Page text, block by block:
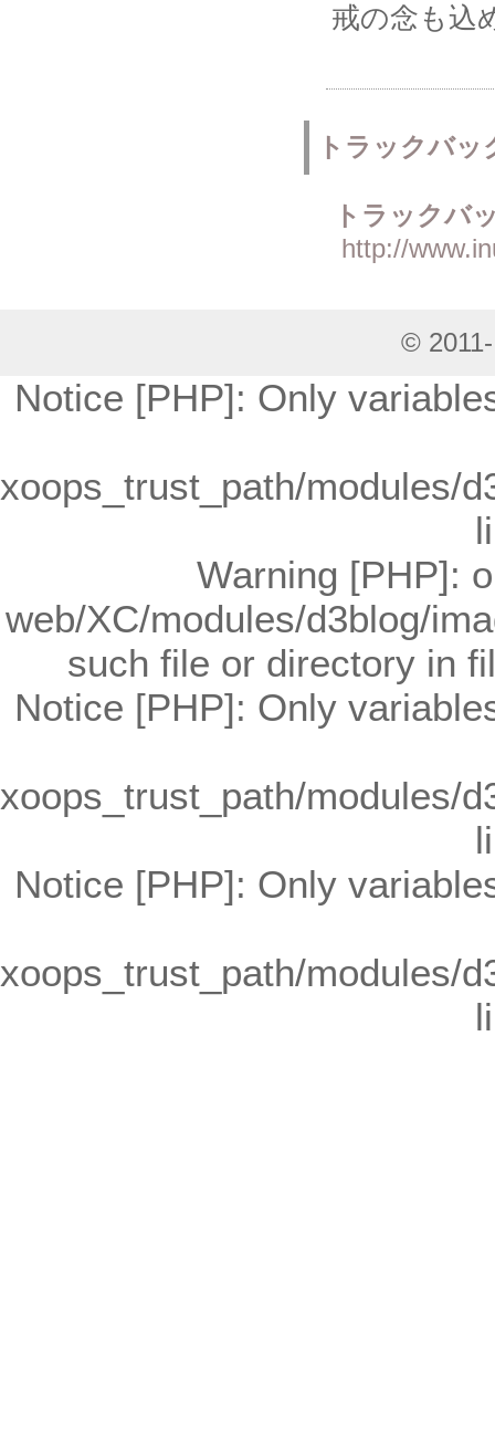
戒の念も込
トラックバッ
トラックバ
http://
©
Notice [PHP]: Only
xoops_trust_path/modules/
Warning [PHP]:
web/XC/modules/d3blog/
such file or directory in
Notice [PHP]: Only
xoops_trust_path/modules/
Notice [PHP]: Only
xoops_trust_path/modules/